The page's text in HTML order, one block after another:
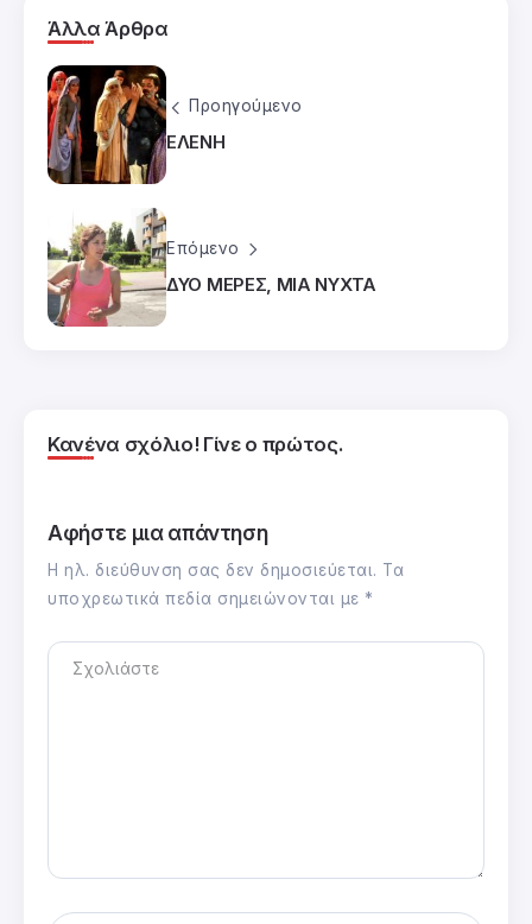
Άλλα Άρθρα
Προηγούμενο
ΕΛΕΝΗ
Επόμενο
ΔΥΟ ΜΕΡΕΣ, ΜΙΑ ΝΥΧΤΑ
Κανένα σχόλιο! Γίνε ο πρώτος.
Αφήστε μια απάντηση
Η ηλ. διεύθυνση σας δεν δημοσιεύεται. Τα
υποχρεωτικά πεδία σημειώνονται με *